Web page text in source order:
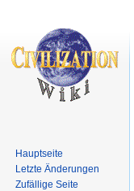
Hauptseite
Letzte Änderungen
Zufällige Seite